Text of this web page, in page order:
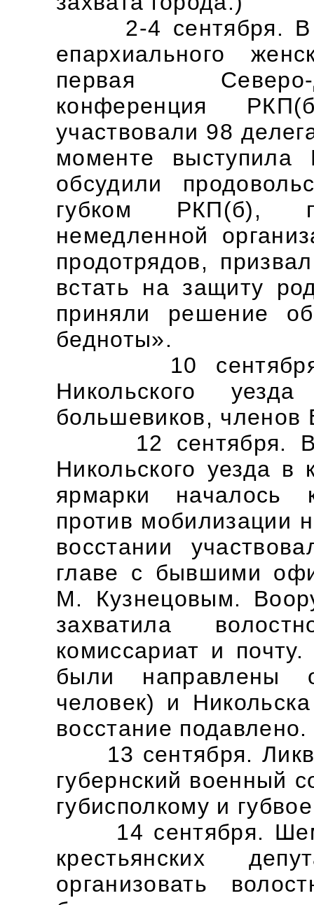
2-4 сентября. В
епархиального
первая Северо-
конференция
участвовали 98
моменте
обсудили
губком РКП(б),
немедленной
продотрядов,
встать на защиту
приняли решение
бедноты».
10 сентября. В
Никольского
большевиков, членов
12 сентября. В
Никольского уезда в
ярмарки началось
против мобилизации
восстании
главе с бывшими
М. Кузнецовым.
захватила
комиссариат и
были направлены
человек) и
восстание подавлено.
13 сентября.
губернский военный
губисполкому и
14 сентября.
крестьянских
организовать